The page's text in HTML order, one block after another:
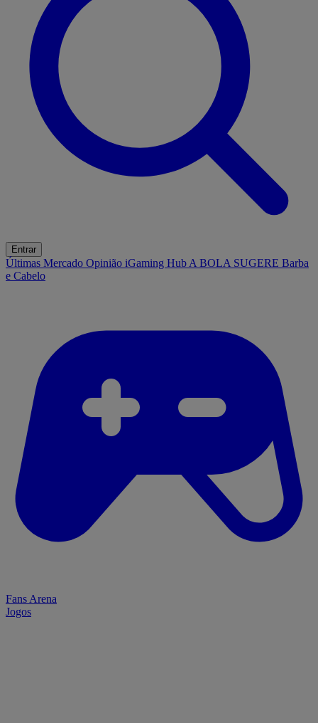
Entrar
Últimas Mercado Opinião iGaming Hub A BOLA SUGERE Barba
e Cabelo
Fans Arena
Jogos